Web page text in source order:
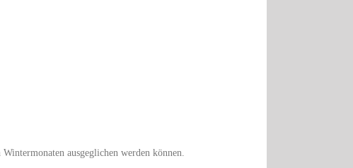
ausgeglichen werden können.